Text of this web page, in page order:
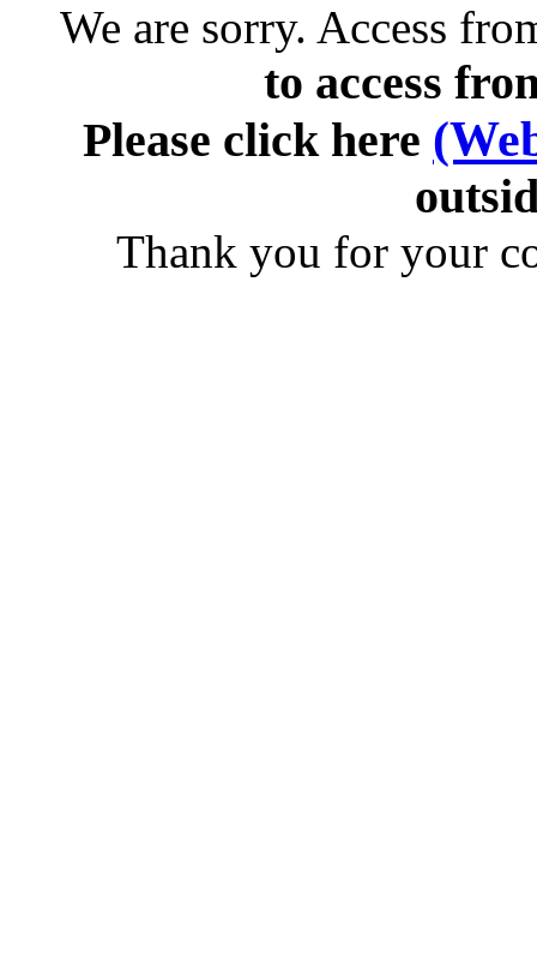
We are sorry. Access
to access
Please click here
Thank you for your